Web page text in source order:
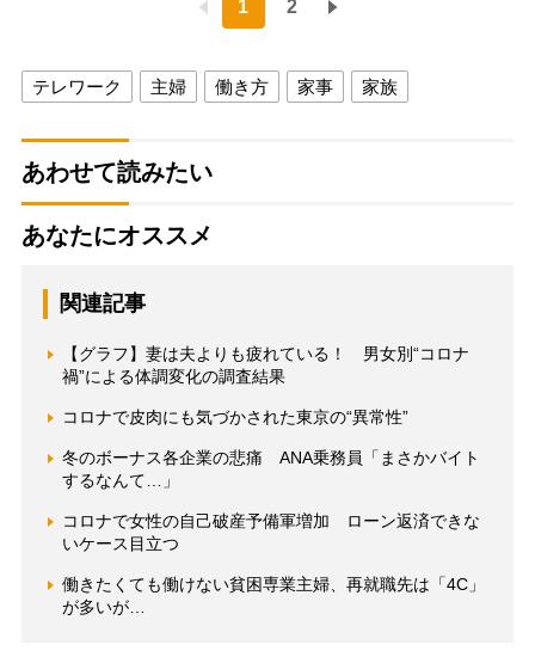
1 2
テレワーク 主婦 働き方 家事 家族
あわせて読みたい
あなたにオススメ
関連記事
【グラフ】妻は夫よりも疲れている！ 男女別“コロナ
禍”による体調変化の調査結果
コロナで皮肉にも気づかされた東京の“異常性”
冬のボーナス各企業の悲痛 ANA乗務員「まさかバイト
するなんて…」
コロナで女性の自己破産予備軍増加 ローン返済できな
いケース目立つ
働きたくても働けない貧困専業主婦、再就職先は「4C」
が多いが…